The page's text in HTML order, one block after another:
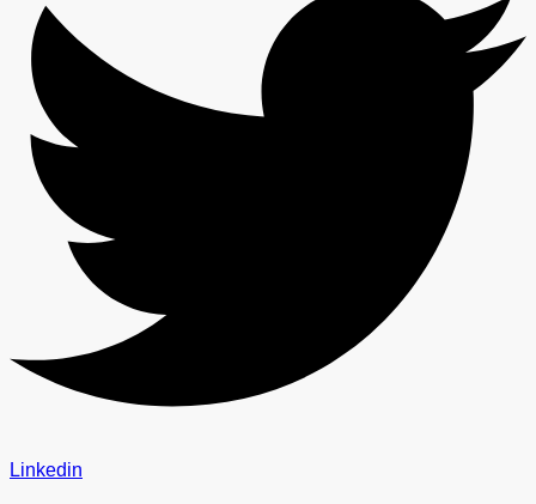
Linkedin